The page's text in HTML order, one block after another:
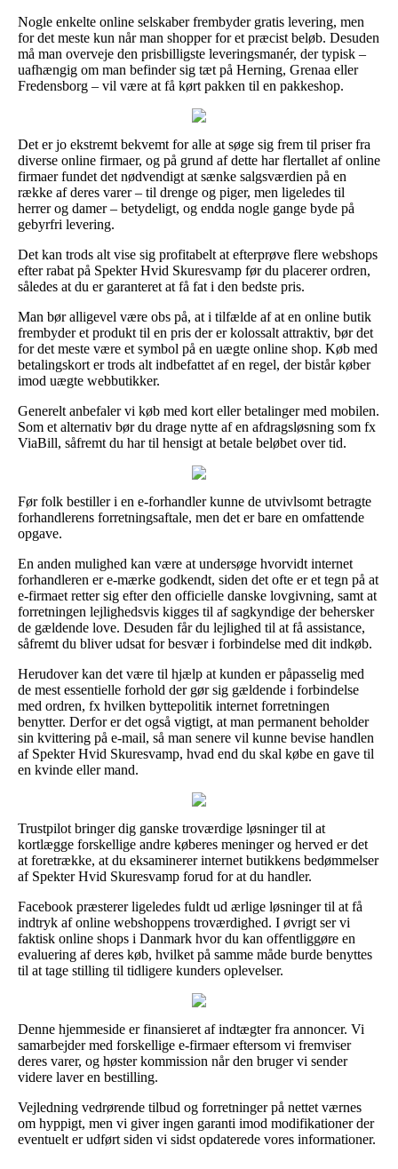
Nogle enkelte online selskaber frembyder gratis levering, men
for det meste kun når man shopper for et præcist beløb. Desuden
må man overveje den prisbilligste leveringsmanér, der typisk –
uafhængig om man befinder sig tæt på Herning, Grenaa eller
Fredensborg – vil være at få kørt pakken til en pakkeshop.
Det er jo ekstremt bekvemt for alle at søge sig frem til priser fra
diverse online firmaer, og på grund af dette har flertallet af online
firmaer fundet det nødvendigt at sænke salgsværdien på en
række af deres varer – til drenge og piger, men ligeledes til
herrer og damer – betydeligt, og endda nogle gange byde på
gebyrfri levering.
Det kan trods alt vise sig profitabelt at efterprøve flere webshops
efter rabat på Spekter Hvid Skuresvamp før du placerer ordren,
således at du er garanteret at få fat i den bedste pris.
Man bør alligevel være obs på, at i tilfælde af at en online butik
frembyder et produkt til en pris der er kolossalt attraktiv, bør det
for det meste være et symbol på en uægte online shop. Køb med
betalingskort er trods alt indbefattet af en regel, der bistår køber
imod uægte webbutikker.
Generelt anbefaler vi køb med kort eller betalinger med mobilen.
Som et alternativ bør du drage nytte af en afdragsløsning som fx
ViaBill, såfremt du har til hensigt at betale beløbet over tid.
Før folk bestiller i en e-forhandler kunne de utvivlsomt betragte
forhandlerens forretningsaftale, men det er bare en omfattende
opgave.
En anden mulighed kan være at undersøge hvorvidt internet
forhandleren er e-mærke godkendt, siden det ofte er et tegn på at
e-firmaet retter sig efter den officielle danske lovgivning, samt at
forretningen lejlighedsvis kigges til af sagkyndige der behersker
de gældende love. Desuden får du lejlighed til at få assistance,
såfremt du bliver udsat for besvær i forbindelse med dit indkøb.
Herudover kan det være til hjælp at kunden er påpasselig med
de mest essentielle forhold der gør sig gældende i forbindelse
med ordren, fx hvilken byttepolitik internet forretningen
benytter. Derfor er det også vigtigt, at man permanent beholder
sin kvittering på e-mail, så man senere vil kunne bevise handlen
af Spekter Hvid Skuresvamp, hvad end du skal købe en gave til
en kvinde eller mand.
Trustpilot bringer dig ganske troværdige løsninger til at
kortlægge forskellige andre køberes meninger og herved er det
at foretrække, at du eksaminerer internet butikkens bedømmelser
af Spekter Hvid Skuresvamp forud for at du handler.
Facebook præsterer ligeledes fuldt ud ærlige løsninger til at få
indtryk af online webshoppens troværdighed. I øvrigt ser vi
faktisk online shops i Danmark hvor du kan offentliggøre en
evaluering af deres køb, hvilket på samme måde burde benyttes
til at tage stilling til tidligere kunders oplevelser.
Denne hjemmeside er finansieret af indtægter fra annoncer. Vi
samarbejder med forskellige e-firmaer eftersom vi fremviser
deres varer, og høster kommission når den bruger vi sender
videre laver en bestilling.
Vejledning vedrørende tilbud og forretninger på nettet værnes
om hyppigt, men vi giver ingen garanti imod modifikationer der
eventuelt er udført siden vi sidst opdaterede vores informationer.